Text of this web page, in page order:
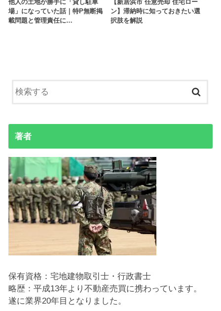
他人の土地が勝手に「貸し駐車
場」になっていた話｜特P無断掲
載問題と管理責任に…
【新居浜市 任意売却 住宅ロー
ン】滞納時に知っておきたい選
択肢を解説
著者
保有資格：宅地建物取引士・行政書士
略歴：平成13年より不動産売買に携わっています。
遂に業界20年目となりました。